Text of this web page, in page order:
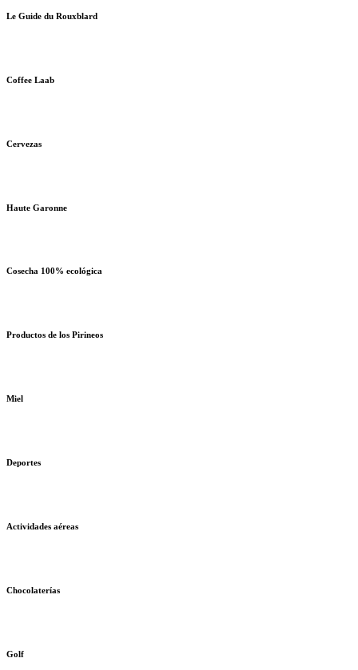
Le Guide du Rouxblard
Coffee Laab
Cervezas
Haute Garonne
Cosecha 100% ecológica
Productos de los Pirineos
Miel
Deportes
Actividades aéreas
Chocolaterías
Golf